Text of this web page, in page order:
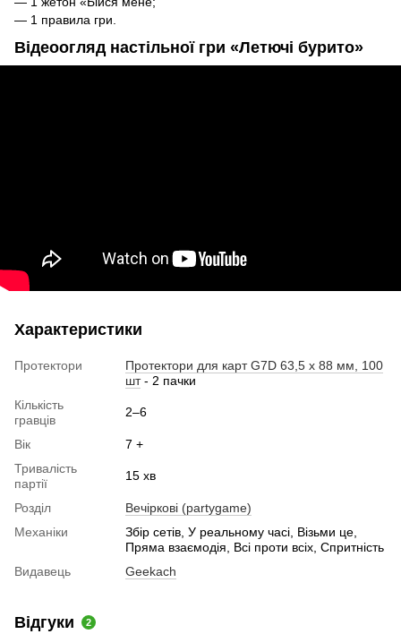
— 1 правила гри.
Відеоогляд настільної гри «Летючі бурито»
Характеристики
Протектори
Протектори для карт G7D 63,5 x 88 мм, 100
шт- 2 пачки
Кількість
гравців
2–6
Вік
7 +
Тривалість
партії
15 хв
Розділ
Вечіркові (partygame)
Механіки
Збір сетів, У реальному часі, Візьми це,
Пряма взаємодія, Всі проти всіх, Спритність
Видавець
Geekach
Відгуки 2